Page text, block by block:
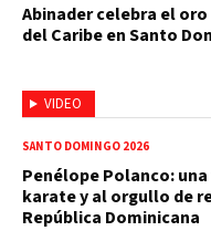
VIDEO
Abinader celebra el oro
del Caribe en Santo
SANTO DOMINGO 2026
Penélope Polanco:
karate y al orgullo de
República Dominicana